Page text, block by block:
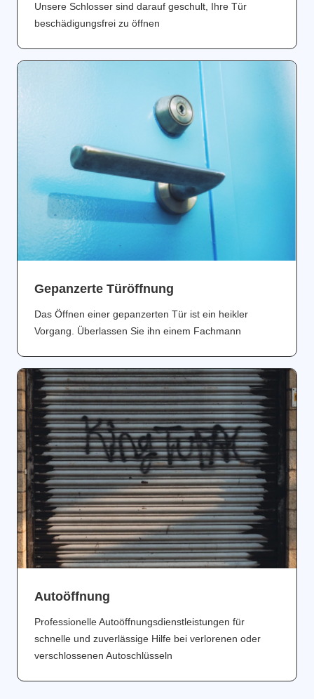
Unsere Schlosser sind darauf geschult, Ihre Tür
beschädigungsfrei zu öffnen
Gepanzerte Türöffnung
Das Öffnen einer gepanzerten Tür ist ein heikler
Vorgang. Überlassen Sie ihn einem Fachmann
Аutoöffnung
Professionelle Autoöffnungsdienstleistungen für
schnelle und zuverlässige Hilfe bei verlorenen oder
verschlossenen Autoschlüsseln